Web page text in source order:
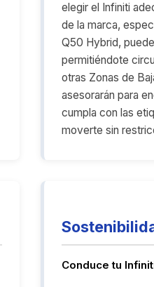
elegir el Infiniti
de la marca,
Q50 Hybrid,
permitiéndote
otras Zonas de
asesorarán para
cumpla con las
moverte sin
Conduce tu